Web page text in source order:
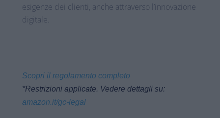
esigenze dei clienti, anche attraverso l’innovazione
digitale.
Scopri il regolamento completo
*Restrizioni applicate. Vedere dettagli su:
amazon.it/gc-legal